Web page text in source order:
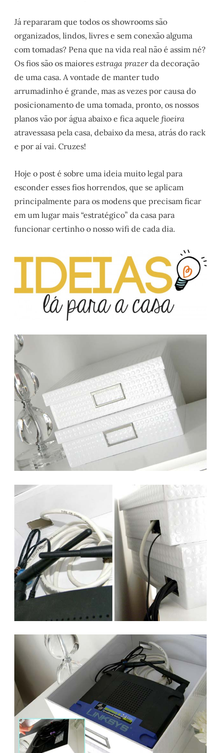
Já repararam que todos os showrooms são
organizados, lindos, livres e sem conexão alguma
com tomadas? Pena que na vida real não é assim né?
Os fios são os maioresestraga prazerda decoração
de uma casa. A vontade de manter tudo
arrumadinho é grande, mas as vezes por causa do
posicionamento de uma tomada, pronto, os nossos
planos vão por água abaixo e fica aquelefioeira
atravessasa pela casa, debaixo da mesa, atrás do rack
e por aí vai. Cruzes!
Hoje o post é sobre uma ideia muito legal para
esconder esses fios horrendos, que se aplicam
principalmente para os modens que precisam ficar
em um lugar mais “estratégico” da casa para
funcionar certinho o nosso wifi de cada dia.